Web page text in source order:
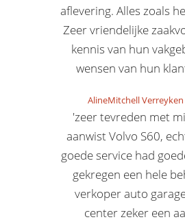
aflevering. Alles zoals
Zeer vriendelijke
kennis van hun
wensen van hun
AlineMitchell Verreyken
'zeer tevreden met
aanwist Volvo S60,
goede service had
gekregen een hele
verkoper auto
center zeker een